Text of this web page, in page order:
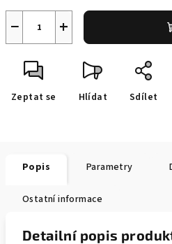
+
−
Zeptat se Hlídat Sdílet
Popis Parametry
Ostatní informace
Detailní popis